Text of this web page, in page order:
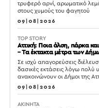
τρυφερό αρνί, αρωματικό
στους χυμούς του φαγητού
09|08|2026
TOP STORY
Αττική: Ποια άλση, πάρκα
– Τα έκτακτα μέτρα των
Σε ισχύ απαγορεύσεις
δασικές εκτάσεις λόγω πολύ
ανακοινώνουν οι Δήμοι της
09|08|2026
ΑΚΙΝΗΤΑ